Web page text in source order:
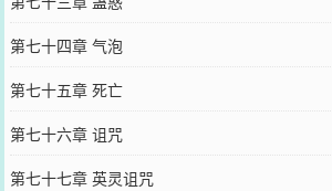
第七十四章 气泡
第七十五章 死亡
第七十六章 诅咒
第七十七章 英灵诅咒